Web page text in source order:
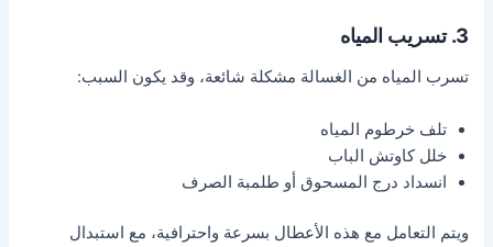
3. تسريب المياه
تسرب المياه من الغسالة مشكلة شائعة، وقد يكون السبب:
تلف خرطوم المياه
خلل كاوتش الباب
انسداد درج المسحوق أو طلمبة الصرف
ويتم التعامل مع هذه الأعطال بسرعة واحترافية، مع استبدال